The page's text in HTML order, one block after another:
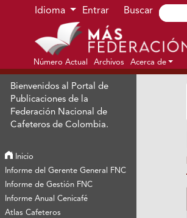
Ir al menú de navegación principal
Ir al contenido principal
Ir al pie de página del sitio
Idioma Entrar Buscar
Número Actual Archivos Acerca de
Bienvenidos al Portal de
Publicaciones de la
Federación Nacional de
Cafeteros de Colombia.
Inicio
Informe del Gerente General FNC
Informe de Gestión FNC
Informe Anual Cenicafé
Atlas Cafeteros